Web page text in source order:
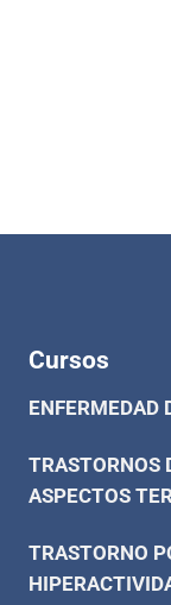
Cursos
ENFERMEDAD
TRASTORNOS
ASPECTOS
TRASTORNO